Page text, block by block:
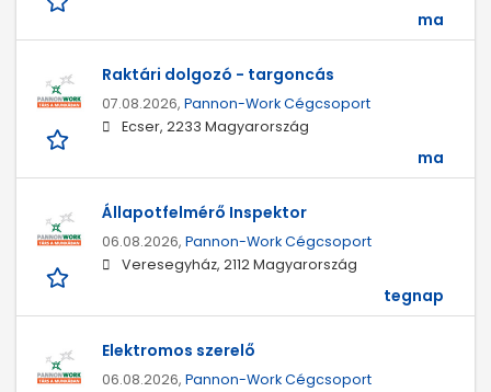
ma
Raktári dolgozó - targoncás
07.08.2026, Pannon-Work Cégcsoport
Ecser, 2233 Magyarország
ma
Állapotfelmérő Inspektor
06.08.2026, Pannon-Work Cégcsoport
Veresegyház, 2112 Magyarország
tegnap
Elektromos szerelő
06.08.2026, Pannon-Work Cégcsoport